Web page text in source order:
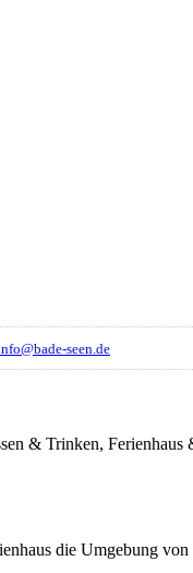
seen.de
& Trinken,
die Umgebung